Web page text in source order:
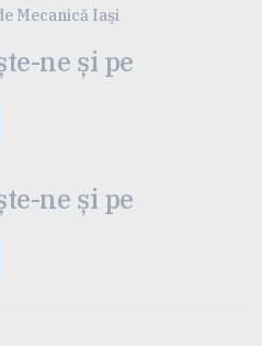
Mecanică Iaşi
ne și pe
ne și pe